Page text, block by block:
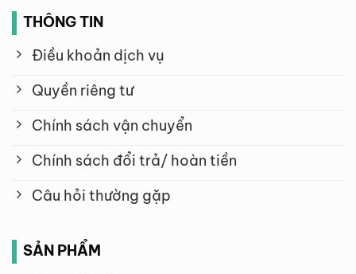
THÔNG TIN
Điều khoản dịch vụ
Quyền riêng tư
Chính sách vận chuyển
Chính sách đổi trả/ hoàn tiền
Câu hỏi thường gặp
SẢN PHẨM